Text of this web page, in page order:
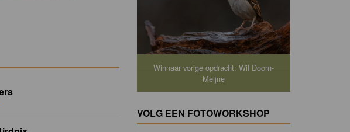
Winnaar vorige opdracht: Wil Doorn-
Meijne
VOLG EEN FOTOWORKSHOP